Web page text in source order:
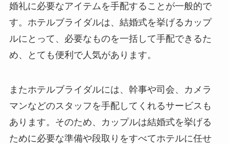
婚礼に必要なアイテムを手配することが一般的で
す。ホテルブライダルは、結婚式を挙げるカップ
ルにとって、必要なものを一括して手配できるた
め、とても便利で人気があります。
またホテルブライダルには、幹事や司会、カメラ
マンなどのスタッフを手配してくれるサービスも
あります。 そのため、カップルは結婚式を挙げる
ために必要な準備や段取りをすべてホテルに任せ